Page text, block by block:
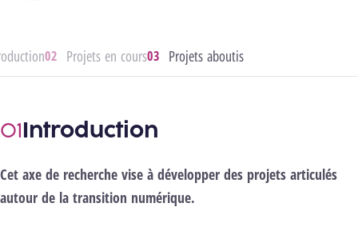
Projets en cours Projets aboutis
Introduction
Cet axe de recherche vise à développer des projets articulés
autour de la transition numérique.